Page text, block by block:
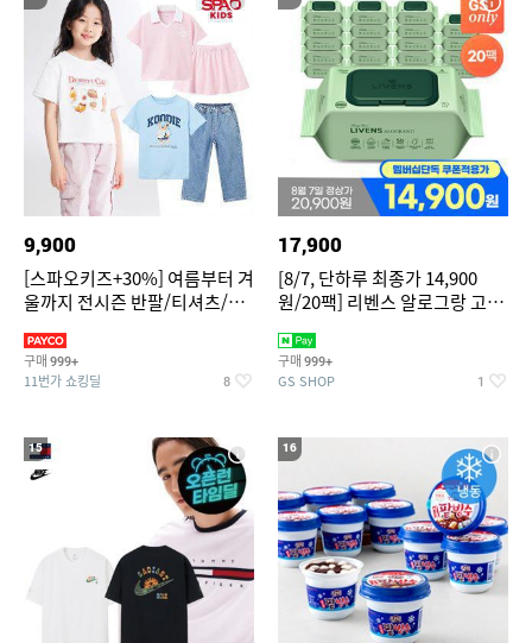
9,900
[스파오키즈+30%] 여름부터 겨
울까지 전시즌 반팔/티셔츠/셋
구매 999+
11번가 쇼킹딜 8
17,900
[8/7, 단하루 최종가 14,900
원/20팩] 리벤스 알로그랑 고평
구매 999+
GS SHOP 1
15 16